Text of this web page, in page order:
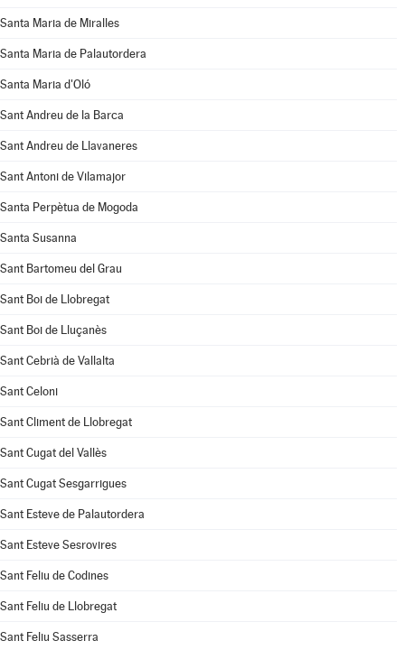
Santa Maria de Miralles
Santa Maria de Palautordera
Santa Maria d'Oló
Sant Andreu de la Barca
Sant Andreu de Llavaneres
Sant Antoni de Vilamajor
Santa Perpètua de Mogoda
Santa Susanna
Sant Bartomeu del Grau
Sant Boi de Llobregat
Sant Boi de Lluçanès
Sant Cebrià de Vallalta
Sant Celoni
Sant Climent de Llobregat
Sant Cugat del Vallès
Sant Cugat Sesgarrigues
Sant Esteve de Palautordera
Sant Esteve Sesrovires
Sant Feliu de Codines
Sant Feliu de Llobregat
Sant Feliu Sasserra